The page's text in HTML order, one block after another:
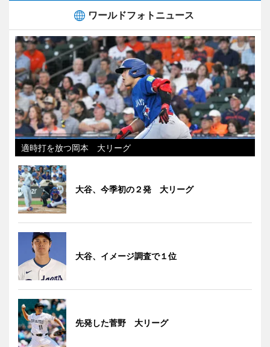
ワールドフォトニュース
適時打を放つ岡本 大リーグ
大谷、今季初の２発 大リーグ
大谷、イメージ調査で１位
先発した菅野 大リーグ